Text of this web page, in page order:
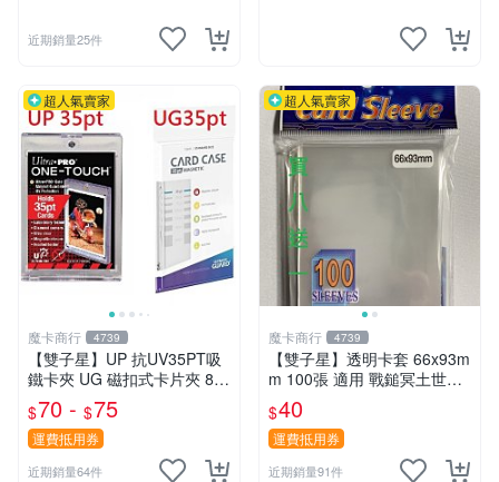
近期銷量25件
超人氣賣家
魔卡商行 4739
【雙子星】UP 抗UV35PT吸
鐵卡夾 UG 磁扣式卡片夾 81
575-UV 適用 球員卡 卡磚 摩
天巔峰 蒼空烈流
$70 - $75
運費抵用券
近期銷量64件
超人氣賣家
魔卡商行 4739
【雙子星】透明卡套 66x93m
m 100張 適用 戰鎚冥土世界
希德塔 卡片 第1層
$40
運費抵用券
近期銷量91件